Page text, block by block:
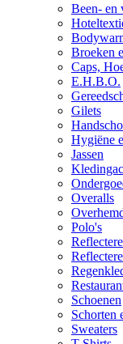
Been- en
Broeken
Caps,
E.H.B.O.
Gilets
Hygiëne
Jassen
Overalls
Polo's
Schoenen
Schorten
Sweaters